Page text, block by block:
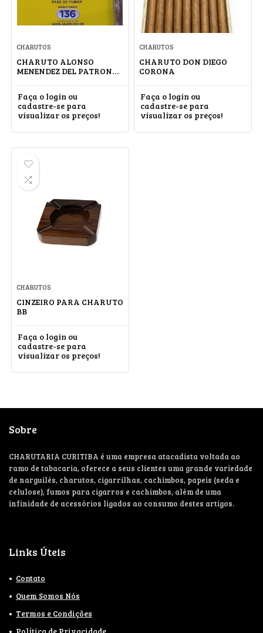
CHARUTOS
CHARUTO ALONSO
MENENDEZ DEL PATRON
Faça o login ou
cadastre-se para
visualizar os preços!
CHARUTOS
CHARUTO DON DIEGO
CORONA
Faça o login ou
cadastre-se para
visualizar os preços!
CHARUTOS
CINZEIRO PARA CHARUTO
BB
Faça o login ou
cadastre-se para
visualizar os preços!
Sobre
CHARUTARIA CURITIBA é uma empresa atacadista voltada ao
ramo de tabacaria, oferece a seus clientes uma grande variedade
de narguilés, charutos, cigarrilhas, cachimbos, papeis (seda e
celulose), fumos para cigarros e cachimbos, além de uma
infinidade de acessórios ligados ao consumo destes artigos.
Links Úteis
Contato
Quem Somos Nós
Termos e Condições